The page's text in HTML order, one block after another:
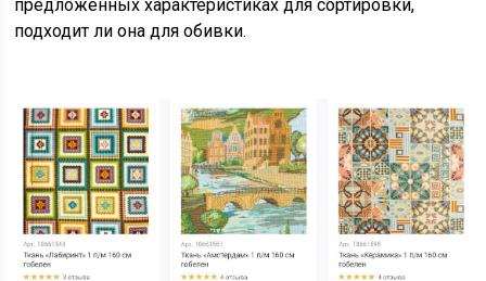
предложенных характеристиках для сортировки,
подходит ли она для обивки.